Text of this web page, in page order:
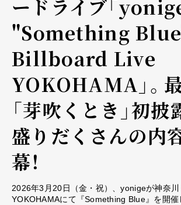
ードライブ「
"Something
Billboard Live
YOKOHAMA」。
「芽吹くとき」初披
盛りだくさんの内
幕！
2026年3月20日（金・祝）、yonigeが神奈
YOKOHAMAにて『Something Blue』を開催